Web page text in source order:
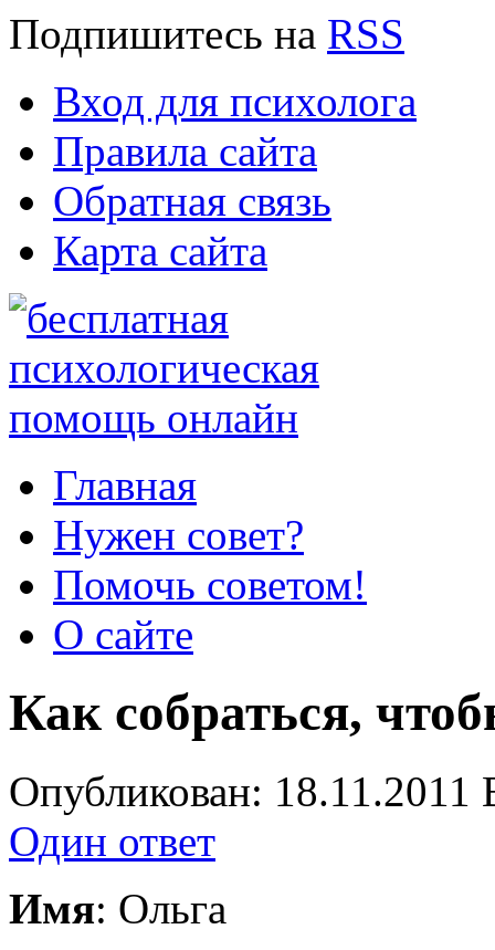
Подпишитесь на RSS
Вход для психолога
Правила сайта
Обратная связь
Карта сайта
Главная
Нужен совет?
Помочь советом!
О сайте
Как собраться,
Опубликован: 18.11.2011
Один ответ
Имя: Ольга